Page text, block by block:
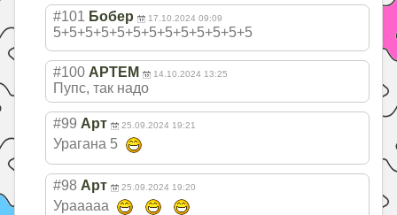
#101 Бобер 17.10.2024 09:09
5+5+5+5+5+5+5+5+5+5+5+5+5
#100 APTEM 14.10.2024 13:25
Пупс, так надо
#99 Арт 25.09.2024 19:21
Урагана 5
#98 Арт 25.09.2024 19:20
Урааааа